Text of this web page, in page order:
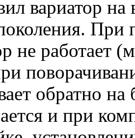
вариатор
При
не работает
обратно
и при